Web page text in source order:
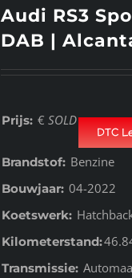
Audi RS3
DAB |
Prijs: € SOLD
DTC
Brandstof: Benzine
Bouwjaar: 04-2022
Koetswerk:
Kilometerstand:
Transmissie: